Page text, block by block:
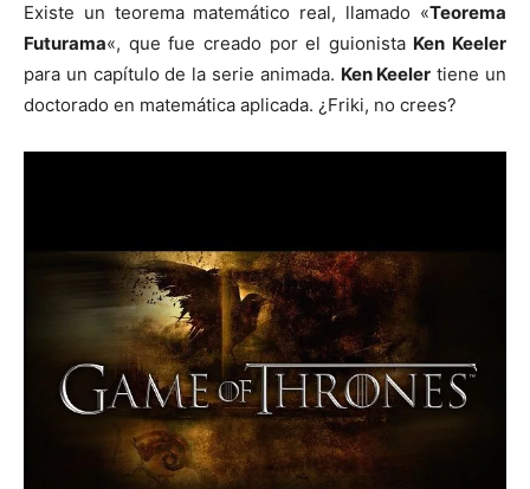
Existe un teorema matemático real, llamado «Teorema
Futurama«, que fue creado por el guionista Ken Keeler
para un capítulo de la serie animada. Ken Keeler tiene un
doctorado en matemática aplicada. ¿Friki, no crees?